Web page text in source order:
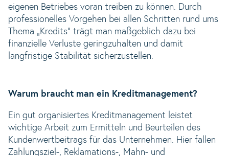
eigenen Betriebes voran treiben zu können. Durch
professionelles Vorgehen bei allen Schritten rund ums
Thema „Kredits“ trägt man maßgeblich dazu bei
finanzielle Verluste geringzuhalten und damit
langfristige Stabilität sicherzustellen.
Warum braucht man ein Kreditmanagement?
Ein gut organisiertes Kreditmanagement leistet
wichtige Arbeit zum Ermitteln und Beurteilen des
Kundenwertbeitrags für das Unternehmen. Hier fallen
Zahlungsziel-, Reklamations-, Mahn- und